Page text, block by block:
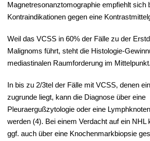
Magnetresonanztomographie empfiehlt sich
Kontraindikationen gegen eine
Weil das VCSS in 60% der Fälle zu der
Malignoms führt, steht die Histologie-
mediastinalen Raumforderung im Mittelpunkt.
In bis zu 2/3tel der Fälle mit VCSS, denen
zugrunde liegt, kann die Diagnose über eine
Pleuraergußzytologie oder eine
werden (4). Bei einem Verdacht auf ein NHL
ggf. auch über eine Knochenmarkbiopsie